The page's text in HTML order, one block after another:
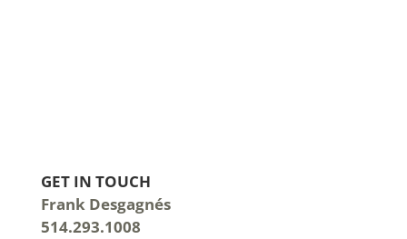
GET IN TOUCH
Frank Desgagnés
514.293.1008